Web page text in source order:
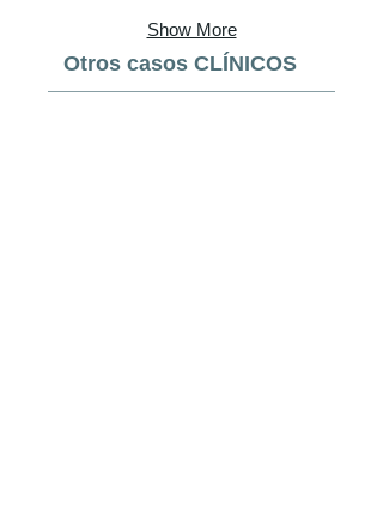
Show More
Otros casos CLÍNICOS